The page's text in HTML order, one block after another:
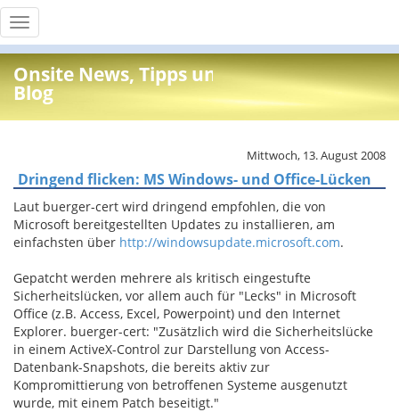
Toggle
navigation
Onsite News, Tipps und Info
Blog
Mittwoch, 13. August 2008
Dringend flicken: MS Windows- und Office-Lücken
Laut buerger-cert wird dringend empfohlen, die von
Microsoft bereitgestellten Updates zu installieren, am
einfachsten über http://windowsupdate.microsoft.com.
Gepatcht werden mehrere als kritisch eingestufte
Sicherheitslücken, vor allem auch für "Lecks" in Microsoft
Office (z.B. Access, Excel, Powerpoint) und den Internet
Explorer. buerger-cert: "Zusätzlich wird die Sicherheitslücke
in einem ActiveX-Control zur Darstellung von Access-
Datenbank-Snapshots, die bereits aktiv zur
Kompromittierung von betroffenen Systeme ausgenutzt
wurde, mit einem Patch beseitigt."